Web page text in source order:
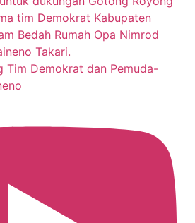
Tim Demokrat dan Pemuda-